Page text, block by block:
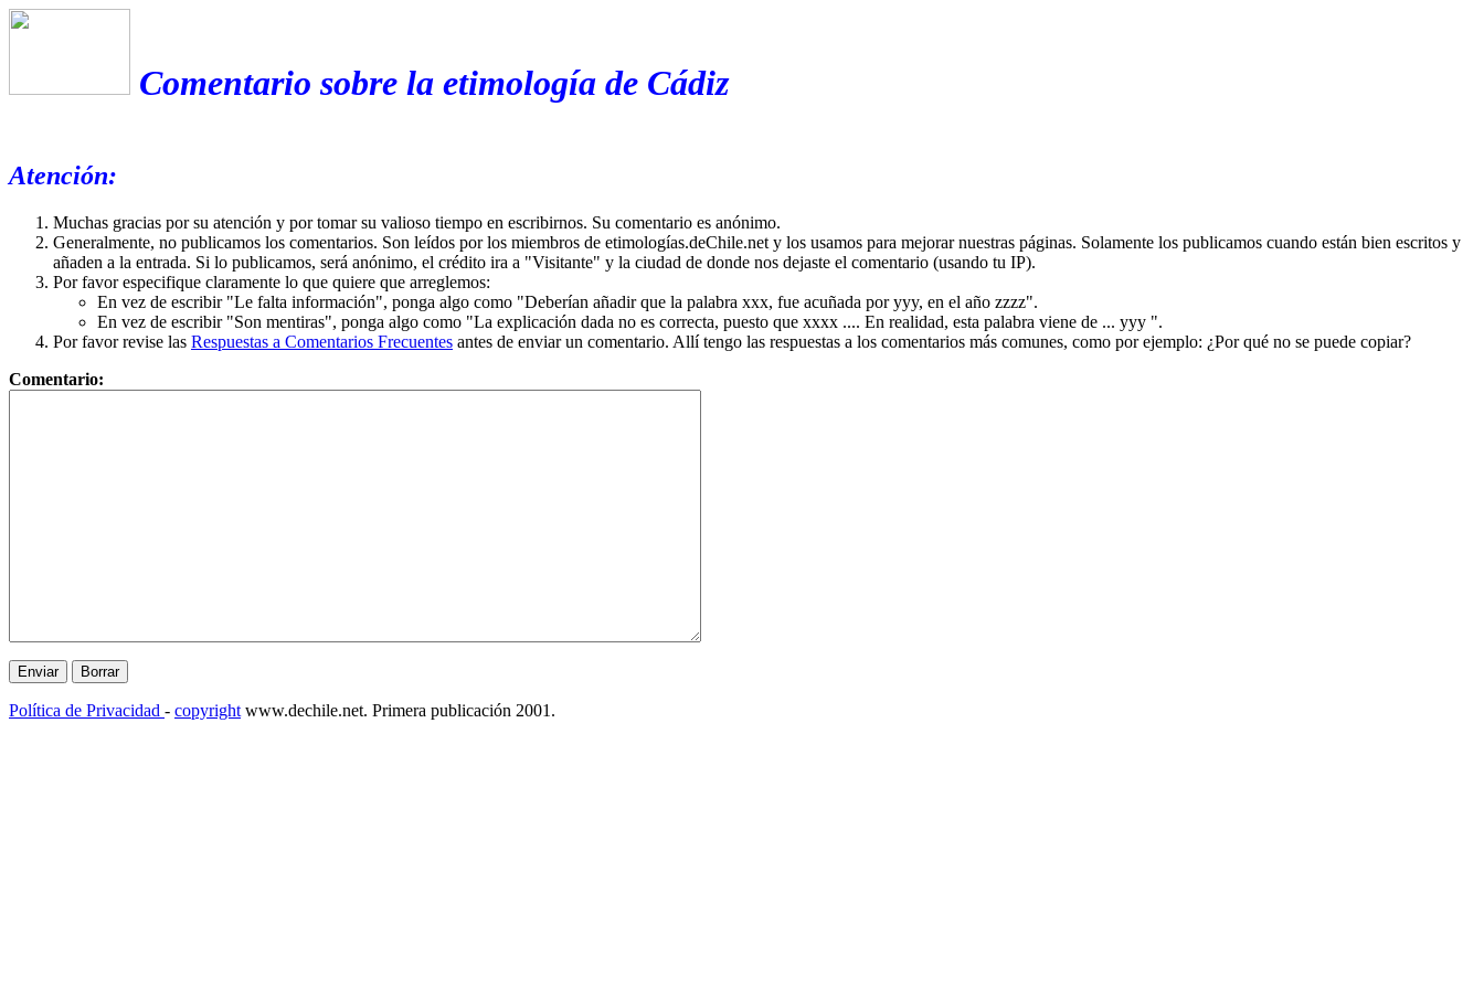
Comentario sobre la etimología de Cádiz
Atención:
Muchas gracias por su atención y por tomar su valioso tiempo en escribirnos. Su comentario es anónimo.
Generalmente, no publicamos los comentarios. Son leídos por los miembros de etimologías.deChile.net y los usamos para mejorar nuestras páginas. Solamente los publicamos cuando están bien escritos y
añaden a la entrada. Si lo publicamos, será anónimo, el crédito ira a "Visitante" y la ciudad de donde nos dejaste el comentario (usando tu IP).
Por favor especifique claramente lo que quiere que arreglemos:
En vez de escribir "Le falta información", ponga algo como "Deberían añadir que la palabra xxx, fue acuñada por yyy, en el año zzzz".
En vez de escribir "Son mentiras", ponga algo como "La explicación dada no es correcta, puesto que xxxx .... En realidad, esta palabra viene de ... yyy ".
Por favor revise las Respuestas a Comentarios Frecuentes antes de enviar un comentario. Allí tengo las respuestas a los comentarios más comunes, como por ejemplo: ¿Por qué no se puede copiar?
Comentario:
Política de Privacidad - copyright www.dechile.net. Primera publicación 2001.